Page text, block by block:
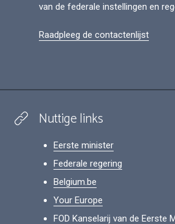
van de federale instellingen en
Raadpleeg de contactenlijst
Nuttige links
Eerste minister
Federale regering
Belgium.be
Your Europe
FOD Kanselarij van de Eerste